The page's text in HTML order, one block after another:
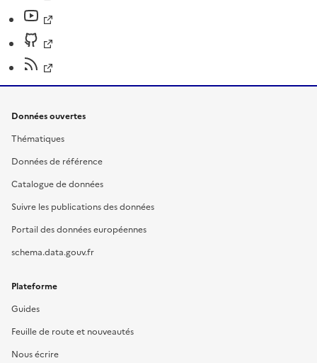
Données ouvertes
Thématiques
Données de référence
Catalogue de données
Suivre les publications des données
Portail des données européennes
schema.data.gouv.fr
Plateforme
Guides
Feuille de route et nouveautés
Nous écrire